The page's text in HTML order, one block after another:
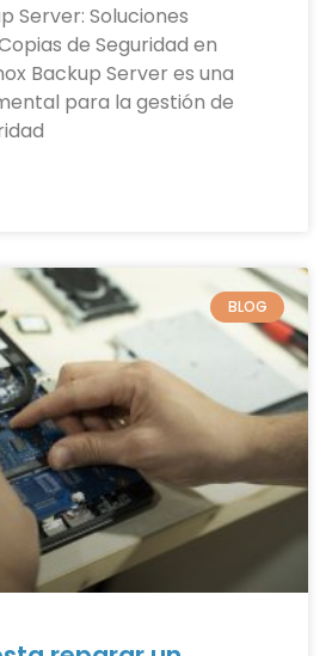
Server: Soluciones
de Seguridad en
Backup Server es una
para la gestión de
BLOG